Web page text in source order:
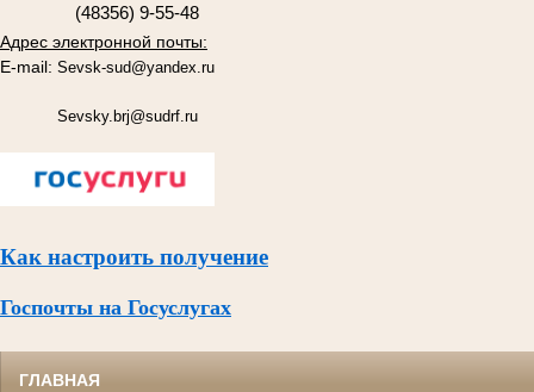
(48356) 9-55-48
Адрес электронной почты:
E-mail: Sevsk-sud@yandex.ru
Sevsky.brj@sudrf.ru
Как настроить получение
Госпочты на Госуслугах
ГЛАВНАЯ